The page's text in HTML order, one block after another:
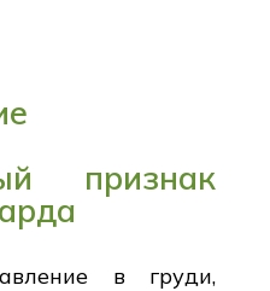
признак
в груди,